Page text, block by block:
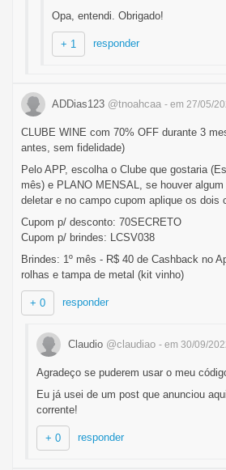
Opa, entendi. Obrigado!
+ 1 responder
ADDias123 @tnoahcaa - em 27/05/
CLUBE WINE com 70% OFF durante 3
antes, sem fidelidade)
Pelo APP, escolha o Clube que gostaria
mês) e PLANO MENSAL, se houver
deletar e no campo cupom aplique os dois
Cupom p/ desconto: 70SECRETO
Cupom p/ brindes: LCSV038
Brindes: 1º mês - R$ 40 de Cashback no
rolhas e tampa de metal (kit vinho)
+ 0 responder
Claudio @claudiao - em 30/09/
Agradeço se puderem usar o meu
Eu já usei de um post que anunciou
corrente!
+ 0 responder